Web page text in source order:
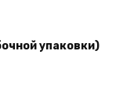
упаковки)